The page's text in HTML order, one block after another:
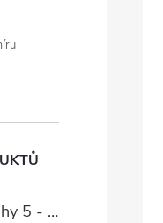
Běhoun na míru MESSY - pruhy 5 - béžový